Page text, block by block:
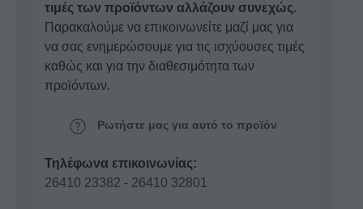
τιμές των προϊόντων αλλάζουν συνεχώς.
Παρακαλούμε να επικοινωνείτε μαζί μας για
να σας ενημερώσουμε για τις ισχύουσες τιμές
καθώς και για την διαθεσιμότητα των
προϊόντων.
Ρωτήστε μας για αυτό το προϊόν
Τηλέφωνα επικοινωνίας:
26410 23382 - 26410 32801